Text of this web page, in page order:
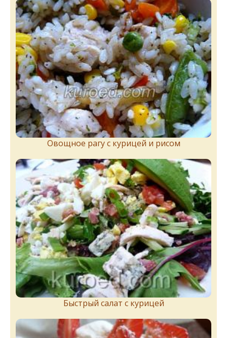
Овощное рагу с курицей и рисом
Быстрый салат с курицей